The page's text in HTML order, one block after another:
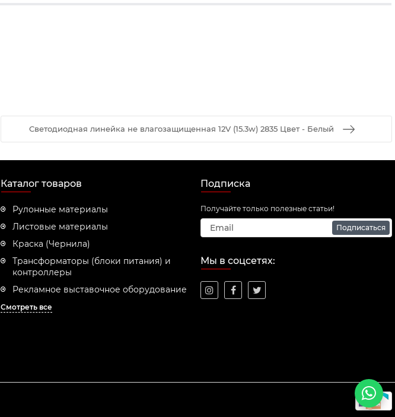
Светодиодная линейка не влагозащищенная 12V (15.3w) 2835 Цвет - Белый
Каталог товаров
Рулонные материалы
Листовые материалы
Краска (Чернила)
Трансформаторы (блоки питания) и
контроллеры
Рекламное выставочное оборудование
Смотреть все
Подписка
Получайте только полезные статьи!
Подписаться
Мы в соцсетях: